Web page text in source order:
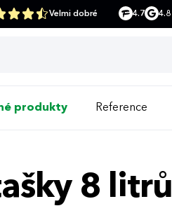
Velmi dobré 4.7 4.8
produkty Reference
8 litrů